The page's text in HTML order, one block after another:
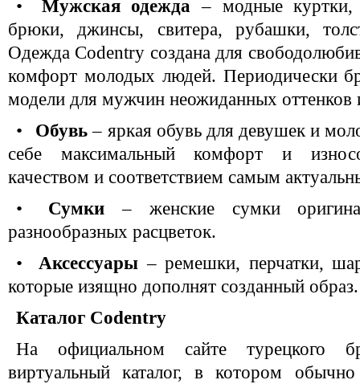
•
Мужская одежда – модные куртки,
брюки, джинсы, свитера, рубашки,
Одежда Codentry создана для
комфорт молодых людей. Периодически
модели для мужчин неожиданных оттенков
•
Обувь– яркая обувь для девушек и
себе максимальный комфорт и
качеством и соответствием самым
•
Сумки– женские сумки
разнообразных расцветок.
•
Аксессуары – ремешки, перчатки,
которые изящно дополнят созданный образ.
Каталог Codentry
На официальном сайте турецкого
виртуальный каталог, в котором